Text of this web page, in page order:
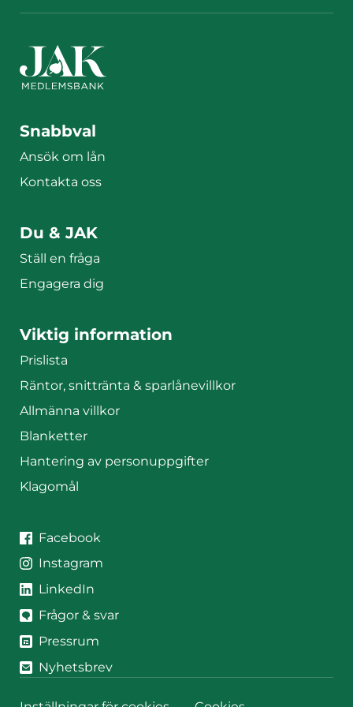
Sidfotsmeny
Snabbval
Ansök om lån
Kontakta oss
Du & JAK
Ställ en fråga
Engagera dig
Viktig information
Prislista
Räntor, snittränta & sparlånevillkor
Allmänna villkor
Blanketter
Hantering av personuppgifter
Klagomål
JAK på sociala medier
JAK på
Facebook
JAK på
Instagram
JAK på
LinkedIn
Frågor & svar
Pressrum
Nyhetsbrev